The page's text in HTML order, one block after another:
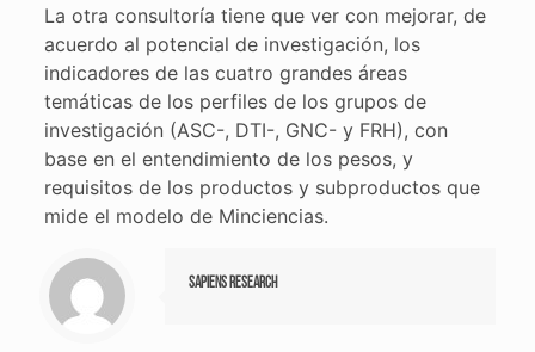
La otra consultoría tiene que ver con mejorar, de
acuerdo al potencial de investigación, los
indicadores de las cuatro grandes áreas
temáticas de los perfiles de los grupos de
investigación (ASC-, DTI-, GNC- y FRH), con
base en el entendimiento de los pesos, y
requisitos de los productos y subproductos que
mide el modelo de Minciencias.
Sapiens Research